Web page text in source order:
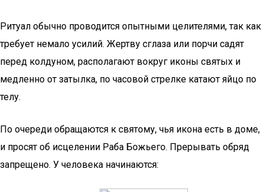
Ритуал обычно проводится опытными целителями, так как
требует немало усилий. Жертву сглаза или порчи садят
перед колдуном, располагают вокруг иконы святых и
медленно от затылка, по часовой стрелке катают яйцо по
телу.
По очереди обращаются к святому, чья икона есть в доме,
и просят об исцелении Раба Божьего. Прерывать обряд
запрещено. У человека начинаются: